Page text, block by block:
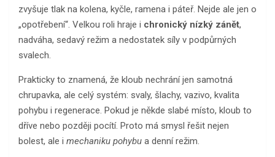
zvyšuje tlak na kolena, kyčle, ramena i páteř. Nejde ale jen o
„opotřebení“. Velkou roli hraje i chronický nízký zánět,
nadváha, sedavý režim a nedostatek síly v podpůrných
svalech.
Prakticky to znamená, že kloub nechrání jen samotná
chrupavka, ale celý systém: svaly, šlachy, vazivo, kvalita
pohybu i regenerace. Pokud je někde slabé místo, kloub to
dříve nebo později pocítí. Proto má smysl řešit nejen
bolest, ale i mechaniku pohybu a denní režim.